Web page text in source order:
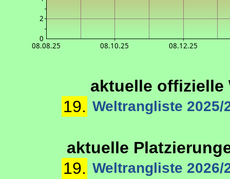
2
0
08.08.25 08.10.25 08.12.25
aktuelle
19. Weltrangliste 2025/
aktuelle
19. Weltrangliste 2026/